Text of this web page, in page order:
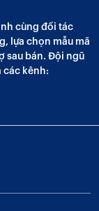
cùng đối tác
lựa chọn mẫu mã
sau bán. Đội ngũ
các kênh: